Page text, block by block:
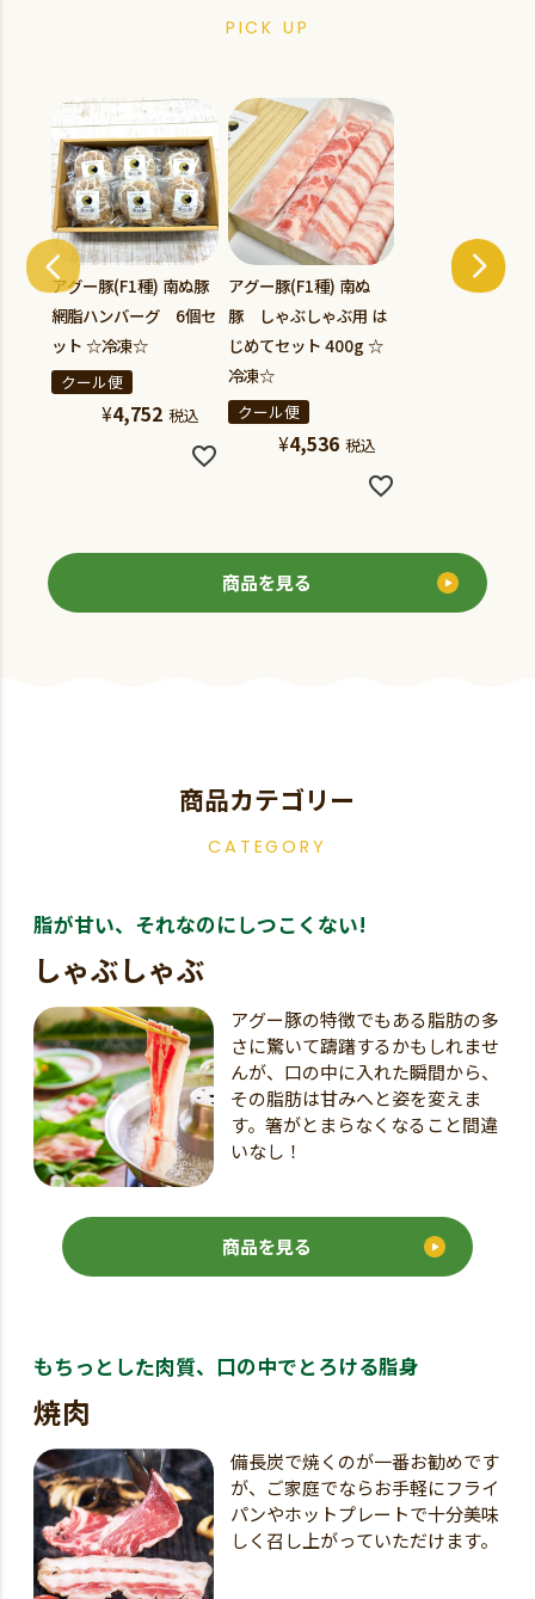
PICK UP
アグー豚(F1種) 南ぬ豚
網脂ハンバーグ 6個セ
ット ☆冷凍☆
クール便
¥4,752 税込
アグー豚(F1種) 南ぬ
豚 しゃぶしゃぶ用 は
じめてセット 400g ☆
冷凍☆
クール便
¥4,536 税込
商品を見る
商品カテゴリー
CATEGORY
脂が甘い、それなのにしつこくない!
しゃぶしゃぶ
アグー豚の特徴でもある脂肪の多
さに驚いて躊躇するかもしれませ
んが、口の中に入れた瞬間から、
その脂肪は甘みへと姿を変えま
す。箸がとまらなくなること間違
いなし！
商品を見る
もちっとした肉質、口の中でとろける脂身
焼肉
備長炭で焼くのが一番お勧めです
が、ご家庭でならお手軽にフライ
パンやホットプレートで十分美味
しく召し上がっていただけます。